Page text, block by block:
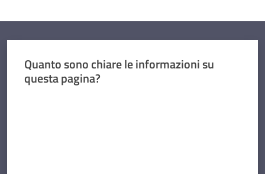
Quanto sono chiare le informazioni su
questa pagina?